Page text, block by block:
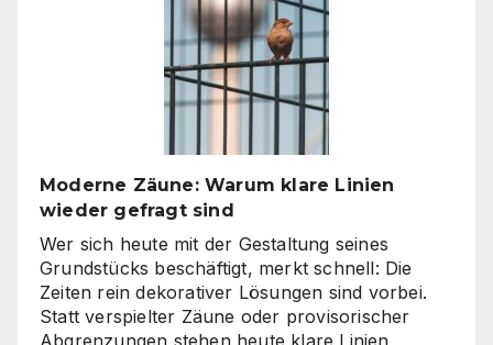
Inhouse-
Produktion?
finden
Unternehmen
Weg
zu
skalierbarem
Video-
Content
Moderne Zäune: Warum klare Linien
wieder gefragt sind
Wer sich heute mit der Gestaltung seines
Grundstücks beschäftigt, merkt schnell: Die
Zeiten rein dekorativer Lösungen sind vorbei.
Statt verspielter Zäune oder provisorischer